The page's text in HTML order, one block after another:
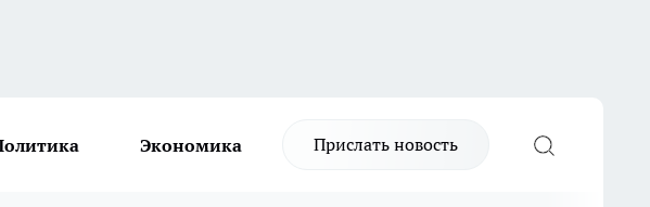
Экономика Прислать новость